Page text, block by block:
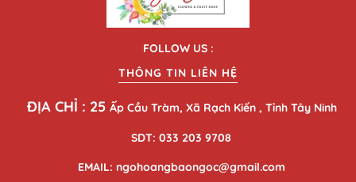
FOLLOW US :
THÔNG TIN LIÊN HỆ
ĐỊA CHỈ : 25 Ấp Cầu Tràm, Xã Rạch Kiến , Tỉnh Tây Ninh
SDT: 033 203 9708
EMAIL: ngohoangbaongoc@gmail.com